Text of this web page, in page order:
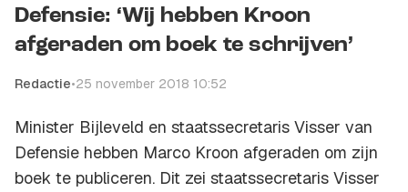
Defensie: ‘Wij hebben Kroon
afgeraden om boek te schrijven’
Redactie•25 november 2018 10:52
Minister Bijleveld en staatssecretaris Visser van
Defensie hebben Marco Kroon afgeraden om zijn
boek te publiceren. Dit zei staatssecretaris Visser